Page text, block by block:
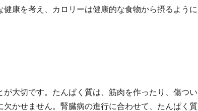
康を考え、カロリーは健康的な食物から摂るように
大切です。たんぱく質は、筋肉を作ったり、傷つい
かせません。腎臓病の進行に合わせて、たんぱく質